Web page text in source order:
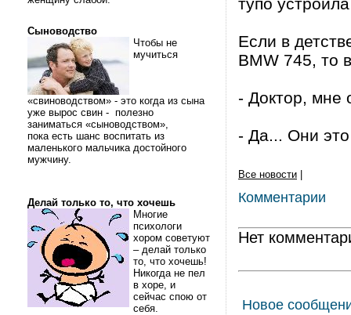
Сыноводство
Чтобы не
мучиться
«свиноводством» - это когда из сына
уже вырос свин - полезно
заниматься «сыноводством»,
пока есть шанс воспитать из
маленького мальчика достойного
мужчину.
Делай только то, что хочешь
Многие
психологи
хором советуют
– делай только
то, что хочешь!
Никогда не пел
в хоре, и
сейчас спою от
себя.
Если в
BMW 745, то
- Доктор, мне
- Да... Они это
Все новости
Комментарии
Нет
Новое